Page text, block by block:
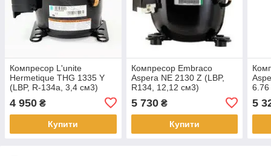
Компресор L'unite
Hermetique THG 1335 Y
(LBP, R-134a, 3,4 см3)
4 950 ₴
Купити
Компресор Embraco
Aspera NE 2130 Z (LBP,
R134, 12,12 см3)
5 730₴
Купити
5